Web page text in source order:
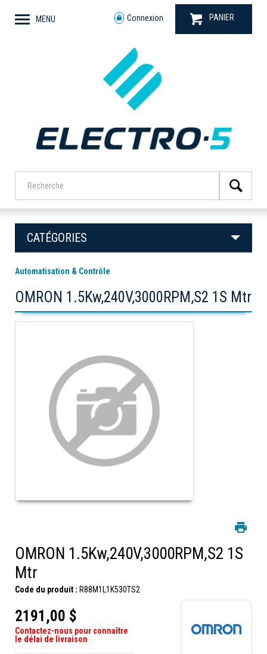
MENU Connexion PANIER
CATÉGORIES
Automatisation & Contrôle
OMRON 1.5Kw,240V,3000RPM,S2 1S Mtr
OMRON 1.5Kw,240V,3000RPM,S2 1S
Mtr
Code du produit : R88M1L1K530TS2
2191,00 $
Contactez-nous pour connaître
le délai de livraison